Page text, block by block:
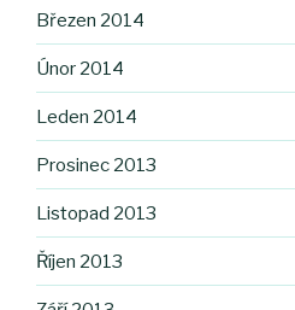
Březen 2014
Únor 2014
Leden 2014
Prosinec 2013
Listopad 2013
Říjen 2013